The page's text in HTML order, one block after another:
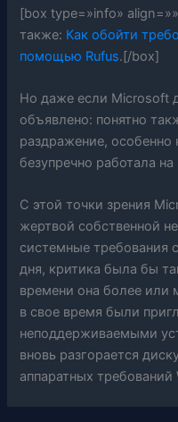
[box type=»info»
также: Как обойти
помощью Rufus.[/box]
Но даже если Microsoft
объявлено: понятно
раздражение, особенно
безупречно работала
С этой точки зрения
жертвой собственной
системные требования
дня, критика была бы
времени она более или
в свое время были
неподдерживаемыми
вновь разгорается
аппаратных требований